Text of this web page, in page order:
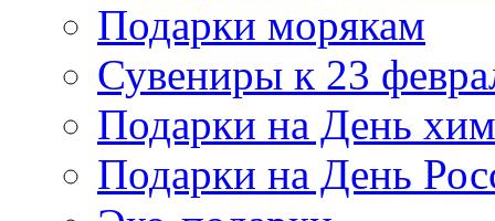
Подарки морякам
Сувениры к 23
Подарки на День
Подарки на День